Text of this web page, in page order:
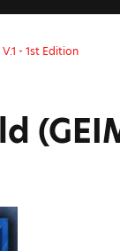
- 1st Edition